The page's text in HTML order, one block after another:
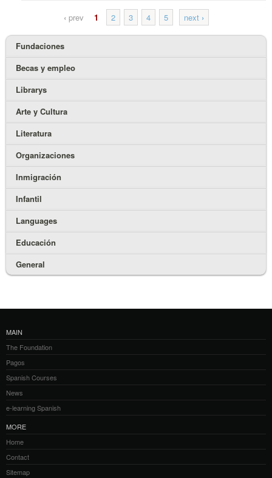
‹ prev 1 2 3 4 5 next ›
Fundaciones
Becas y empleo
Librarys
Arte y Cultura
Literatura
Organizaciones
Inmigración
Infantil
Languages
Educación
General
MAIN
The Foundation
Pagos
Spanish Courses
News
e-learning Spanish
MORE
Home
Contact
Sitemap